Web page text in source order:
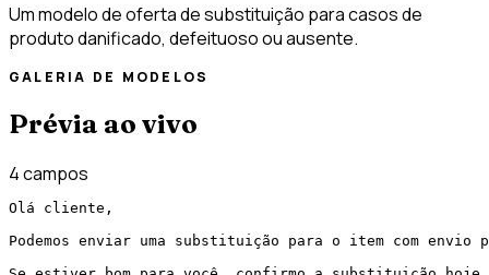
Um modelo de oferta de substituição para casos de
produto danificado, defeituoso ou ausente.
GALERIA DE MODELOS
Prévia ao vivo
4 campos
Olá cliente,
Podemos enviar uma substituição para o item com envio